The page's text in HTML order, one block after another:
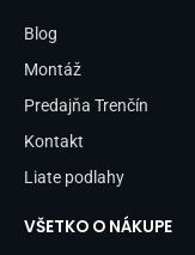
o
k
-
Blog
Montáž
Predajňa Trenčín
Kontakt
Liate podlahy
VŠETKO O NÁKUPE